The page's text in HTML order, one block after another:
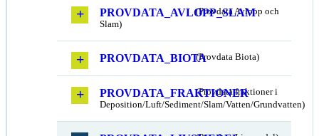
PROVDATA_AVLOPP_SLAM
(Provdata Avlopp och
Slam)
PROVDATA_BIOTA(Provdata Biota)
PROVDATA_FRAKTIONER
(Provdata fraktioner i
Deposition/Luft/Sediment/Slam/Vatten/Grundvatten)